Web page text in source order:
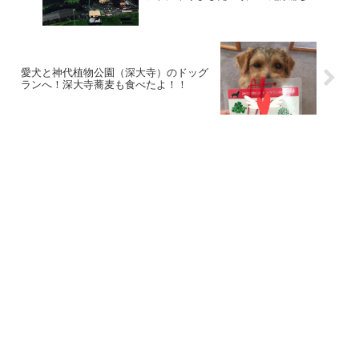
愛犬と神代植物公園（深大寺）のドッグ
ランへ！深大寺蕎麦も食べたよ！！